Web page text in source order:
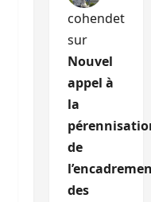
cohendet
sur
Nouvel
appel à
la
de
des